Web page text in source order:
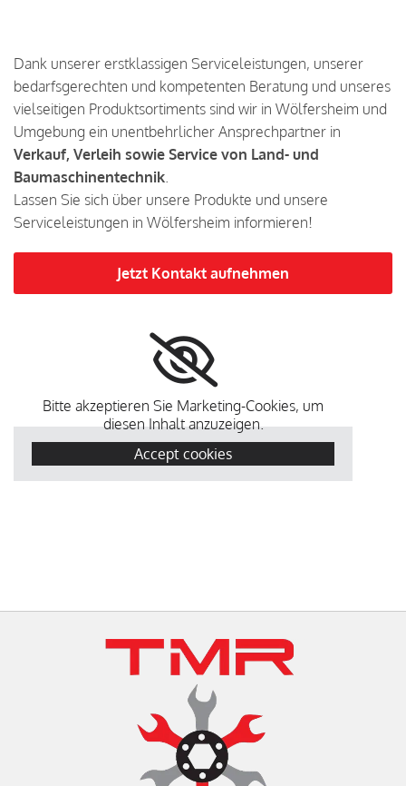
Dank unserer erstklassigen Serviceleistungen, unserer
bedarfsgerechten und kompetenten Beratung und unseres
vielseitigen Produktsortiments sind wir in Wölfersheim und
Umgebung ein unentbehrlicher Ansprechpartner in
Verkauf, Verleih sowie Service von Land- und
Baumaschinentechnik
Lassen Sie sich über unsere Produkte und unsere
Serviceleistungen in Wölfersheim informieren!
Jetzt Kontakt aufnehmen
Bitte akzeptieren Sie Marketing-Cookies, um
diesen Inhalt anzuzeigen.
Accept cookies